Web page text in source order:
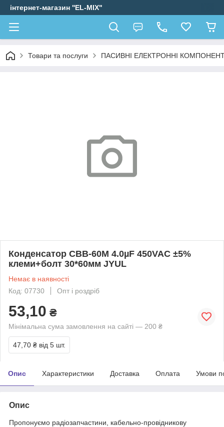
інтернет-магазин ''EL-MIX"
Товари та послуги ПАСИВНІ ЕЛЕКТРОННІ
Конденсатор CBB-60M 4.0µF 450VAC ±5%
клеми+болт 30*60мм JYUL
Немає в наявності
Код: 07730
Опт і роздріб
53,10 ₴
Мінімальна сума замовлення на сайті — 200 ₴
47,70 ₴ від 5 шт.
Опис Характеристики Доставка Оплата Умови
Опис
Пропонуємо радіозапчастини, кабельно-провідникову